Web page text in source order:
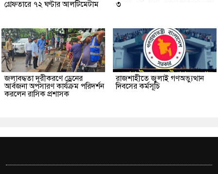
গ্রেফতারে ৭২ ঘণ্টার আলটিমেটাম
৩
জলাবদ্ধতা দূরীকরণে ড্রেনের
আর্বজনা অপসারণ কার্যক্রম পরিদর্শন
করলেন রাসিক প্রশাসক
রাজশাহীতে জুলাই গণঅভ্যুত্থান
দিবসের কর্মসূচি